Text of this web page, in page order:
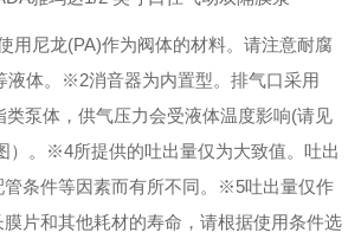
用尼龙(PA)作为阀体的材料。请注意耐腐
体。
※2消音器为内置型。排气口采用
泵体，供气压力会受液体温度影响(请见
。
※4所提供的吐出量仅为大致值。吐出
条件等因素而有所不同。
※5吐出量仅作
片和其他耗材的寿命，请根据使用条件选